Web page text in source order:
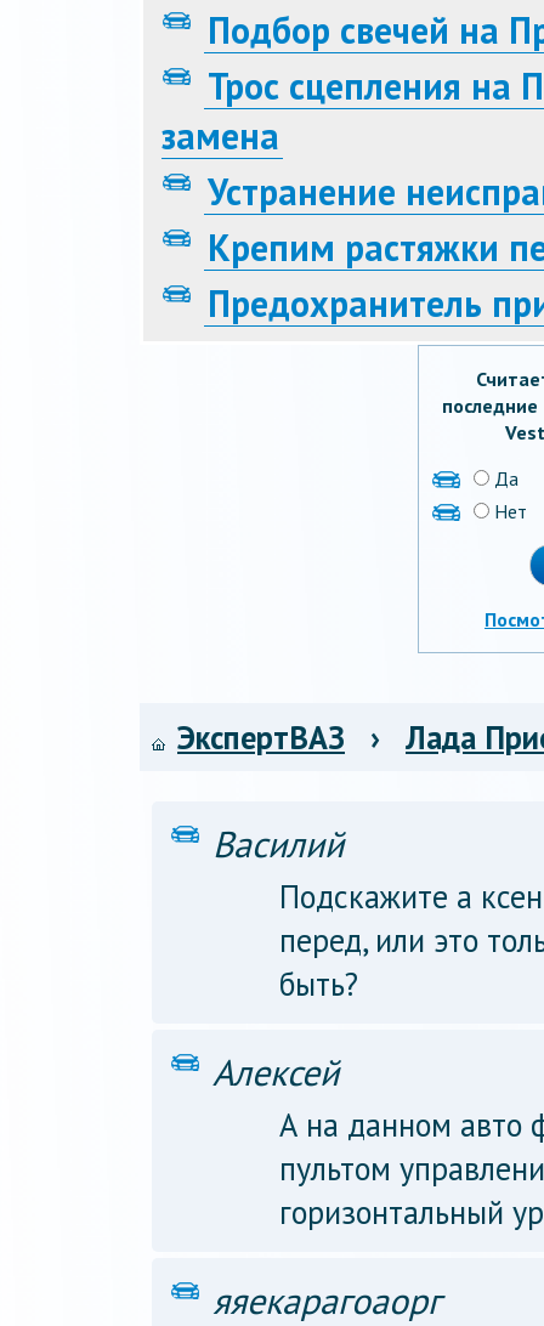
Подбор свечей на
Трос сцепления на
замена
Устранение
Крепим растяжки
Предохранитель
Да
Нет
ЭкспертВАЗ › Лада
Василий
Подскажите а
перед, или это
быть?
Алексей
А на данном авто
пультом
горизонтальный
яяекарагоаорг